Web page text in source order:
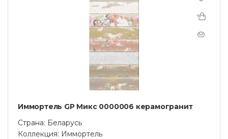
Иммортель GP Микс 0000006 керамогранит
Страна: Беларусь
Коллекция: Иммортель